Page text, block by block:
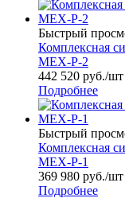
Быстрый
Комплексная
MEX-P-2
442 520 руб./шт
Подробнее
Быстрый
Комплексная
MEX-P-1
369 980 руб./шт
Подробнее